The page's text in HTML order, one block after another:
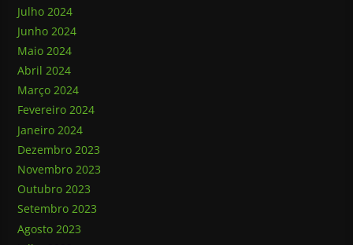
Julho 2024
Junho 2024
Maio 2024
Abril 2024
Março 2024
Fevereiro 2024
Janeiro 2024
Dezembro 2023
Novembro 2023
Outubro 2023
Setembro 2023
Agosto 2023